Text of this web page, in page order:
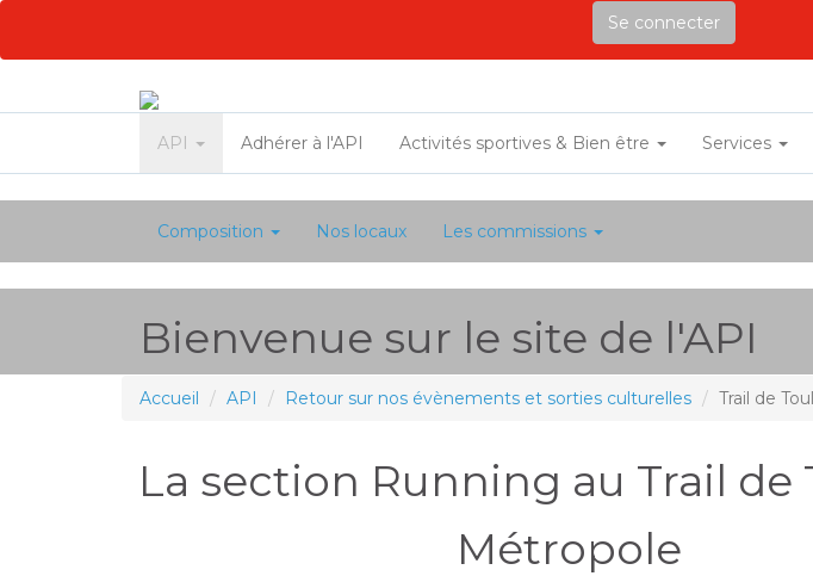
Se connecter
API Adhérer à l'API Activités sportives & Bien être Services
Composition Nos locaux Les commissions
Bienvenue sur le site de l'API
Accueil API Retour sur nos évènements et sorties culturelles Trail de
La section Running au Trail de
Métropole